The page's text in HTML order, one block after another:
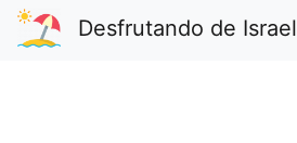
Desfrutando de Israel